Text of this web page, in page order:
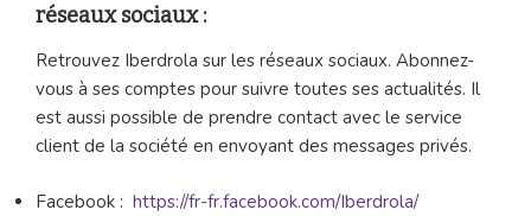
réseaux sociaux :
Retrouvez Iberdrola sur les réseaux sociaux. Abonnez-
vous à ses comptes pour suivre toutes ses actualités. Il
est aussi possible de prendre contact avec le service
client de la société en envoyant des messages privés.
Facebook : https://fr-fr.facebook.com/Iberdrola/